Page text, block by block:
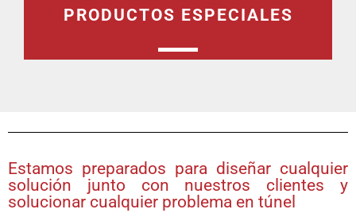
PRODUCTOS ESPECIALES
Estamos preparados para diseñar cualquier
solución junto con nuestros clientes y
solucionar cualquier problema en túnel